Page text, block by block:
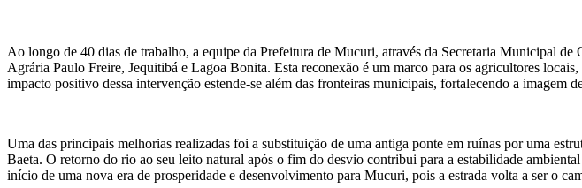
Ao longo de 40 dias de trabalho, a equipe da Prefeitura de Mucuri, através da Secretaria Municipal
Agrária Paulo Freire, Jequitibá e Lagoa Bonita. Esta reconexão é um marco para os agricultores
impacto positivo dessa intervenção estende-se além das fronteiras municipais, fortalecendo a imagem
Uma das principais melhorias realizadas foi a substituição de uma antiga ponte em ruínas por uma
Baeta. O retorno do rio ao seu leito natural após o fim do desvio contribui para a estabilidade
início de uma nova era de prosperidade e desenvolvimento para Mucuri, pois a estrada volta a ser o